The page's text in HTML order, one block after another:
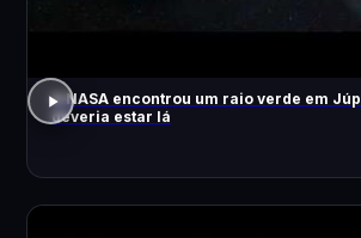
A NASA encontrou um raio verde em
deveria estar lá